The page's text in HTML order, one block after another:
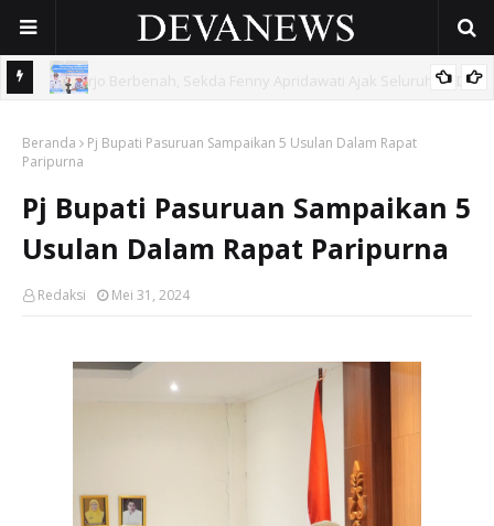
42.210 Pekerja Rentan Lewat BPJS Ketenagakerjaan
Beranda
Pj Bupati Pasuruan Sampaikan 5 Usulan Dalam Rapat
Paripurna
Pj Bupati Pasuruan Sampaikan 5
Usulan Dalam Rapat Paripurna
Redaksi Mei 31, 2024